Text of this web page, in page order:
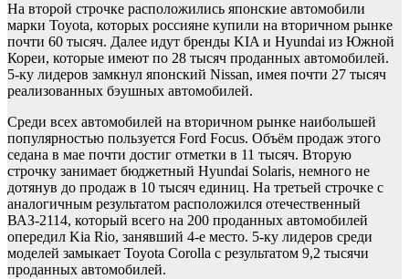
На второй строчке расположились японские автомобили
марки Toyota, которых россияне купили на вторичном рынке
почти 60 тысяч. Далее идут бренды KIA и Hyundai из Южной
Кореи, которые имеют по 28 тысяч проданных автомобилей.
5-ку лидеров замкнул японский Nissan, имея почти 27 тысяч
реализованных бэушных автомобилей.
Среди всех автомобилей на вторичном рынке наибольшей
популярностью пользуется Ford Focus. Объём продаж этого
седана в мае почти достиг отметки в 11 тысяч. Вторую
строчку занимает бюджетный Hyundai Solaris, немного не
дотянув до продаж в 10 тысяч единиц. На третьей строчке с
аналогичным результатом расположился отечественный
ВАЗ-2114, который всего на 200 проданных автомобилей
опередил Kia Rio, занявший 4-е место. 5-ку лидеров среди
моделей замыкает Toyota Corolla с результатом 9,2 тысячи
проданных автомобилей.